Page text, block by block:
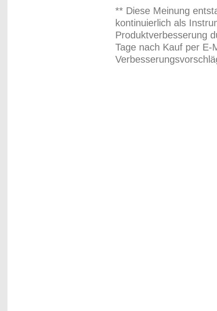
** Diese Meinung
kontinuierlich als
Produktverbesserung
Tage nach Kauf per E-